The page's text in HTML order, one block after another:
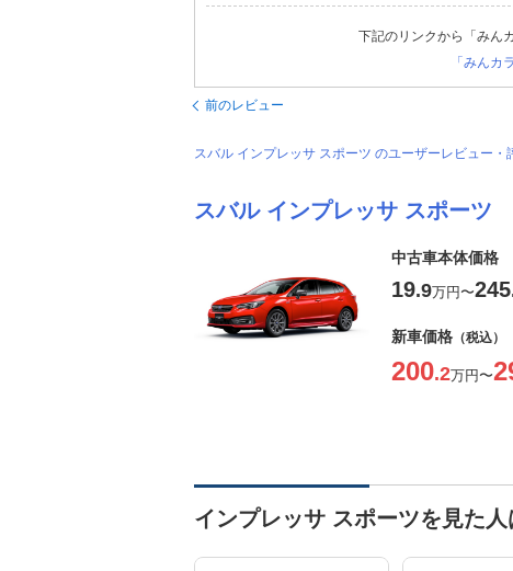
下記のリンクから「みん
「みんカ
前のレビュー
スバル インプレッサ スポーツ のユーザーレビュー・
スバル インプレッサ スポーツ
中古車本体価格
19.9万円〜245
新車価格 （税込）
200.2万円〜
インプレッサ スポーツを見た